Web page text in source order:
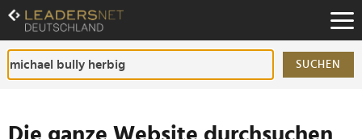
Zum
Inhalt
Zur
Fußzeilen-
Navigation
SUCHEN